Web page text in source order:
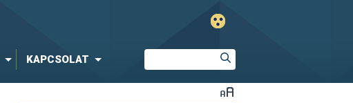
KAPCSOLAT